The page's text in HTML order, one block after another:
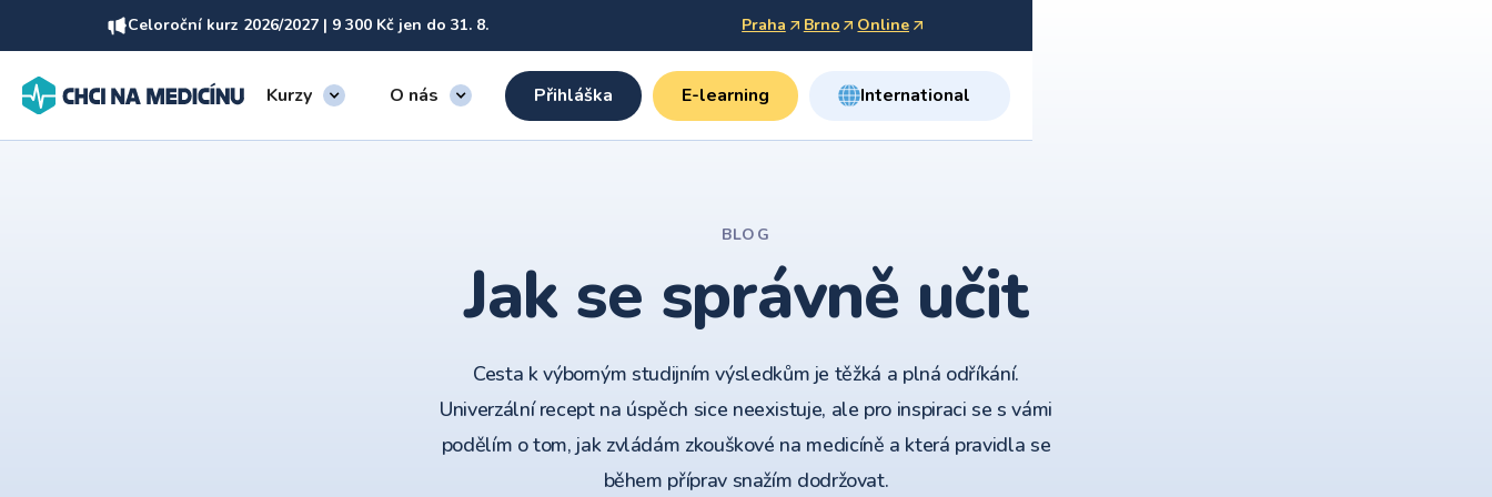
Celoroční kurz 2026/2027 | 9 300 Kč jen do 31. 8. Praha Brno Online
Kurzy O nás Přihláška E-learning International
BLOG
Jak se správně učit
Cesta k výborným studijním výsledkům je těžká a plná odříkání.
Univerzální recept na úspěch sice neexistuje, ale pro inspiraci se s vámi
podělím o tom, jak zvládám zkouškové na medicíně a která pravidla se
během příprav snažím dodržovat.